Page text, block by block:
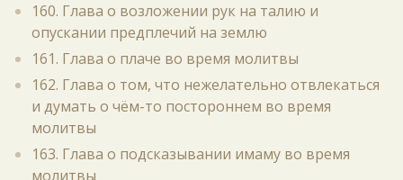
160. Глава о возложении рук на талию и
опускании предплечий на землю
161. Глава о плаче во время молитвы
162. Глава о том, что нежелательно отвлекаться
и думать о чём-то постороннем во время
молитвы
163. Глава о подсказывании имаму во время
молитвы